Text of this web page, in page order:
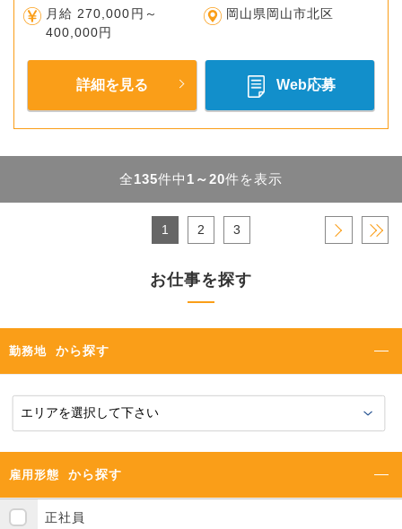
月給 270,000円～
400,000円
岡山県岡山市北区
詳細を見る Web応募
全135件中 1～20件を表示
1 2 3 › »
お仕事を探す
勤務地 から探す
雇用形態 から探す
正社員